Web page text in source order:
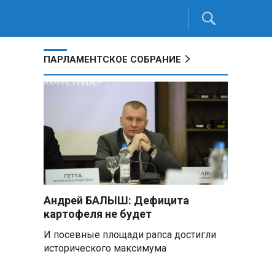
ПАРЛАМЕНТСКОЕ СОБРАНИЕ
Андрей БАЛЫШ: Дефицита
картофеля не будет
И посевные площади рапса достигли
исторического максимума